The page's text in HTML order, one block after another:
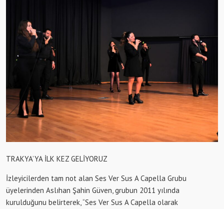
TRAKYA’YA İLK KEZ GELİYORUZ
İzleyicilerden tam not alan Ses Ver Sus A Capella Grubu
üyelerinden Aslıhan Şahin Güven, grubun 2011 yılında
kurulduğunu belirterek, “Ses Ver Sus A Capella olarak